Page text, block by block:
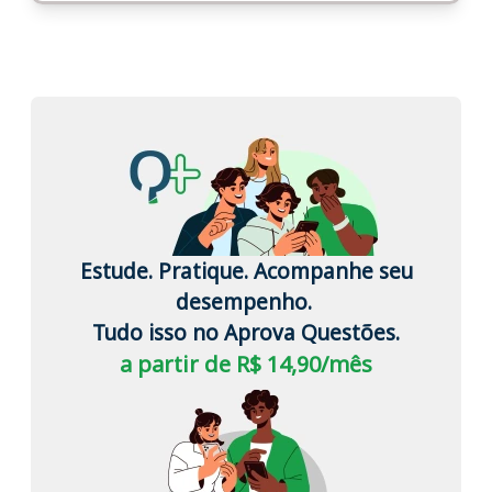
Estude. Pratique. Acompanhe seu
desempenho.
Tudo isso no Aprova Questões.
a partir de R$ 14,90/mês